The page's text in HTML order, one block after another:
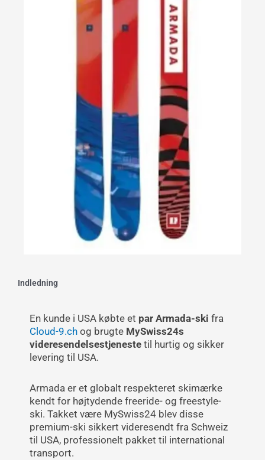
Indledning
En kunde i USA købte et par Armada-ski fra
Cloud-9.ch og brugte MySwiss24s
videresendelsestjeneste til hurtig og sikker
levering til USA.
Armada er et globalt respekteret skimærke
kendt for højtydende freeride- og freestyle-
ski. Takket være MySwiss24 blev disse
premium-ski sikkert videresendt fra Schweiz
til USA, professionelt pakket til international
transport.